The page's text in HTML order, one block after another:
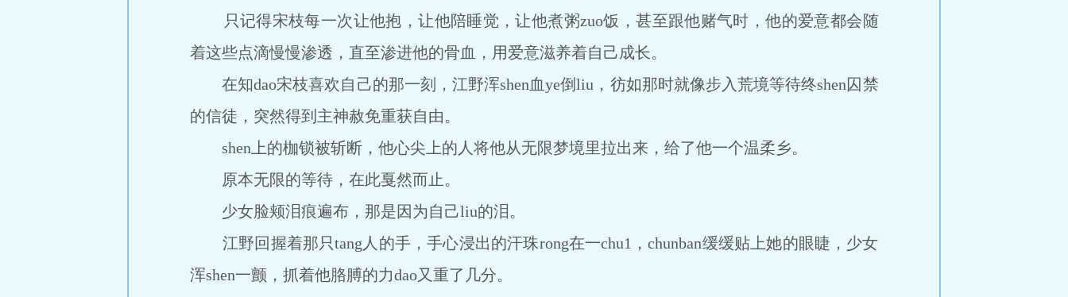
只记得宋枝每一次让他抱，让他陪睡觉，让他煮粥zuo饭，甚至跟他赌气时，他的爱意都会随
着这些点滴慢慢渗透，直至渗进他的骨血，用爱意滋养着自己成长。
在知dao宋枝喜欢自己的那一刻，江野浑shen血ye倒liu，彷如那时就像步入荒境等待终shen囚禁
的信徒，突然得到主神赦免重获自由。
shen上的枷锁被斩断，他心尖上的人将他从无限梦境里拉出来，给了他一个温柔乡。
原本无限的等待，在此戛然而止。
少女脸颊泪痕遍布，那是因为自己liu的泪。
江野回握着那只tang人的手，手心浸出的汗珠rong在一chu1，chunban缓缓贴上她的眼睫，少女
浑shen一颤，抓着他胳膊的力dao又重了几分。